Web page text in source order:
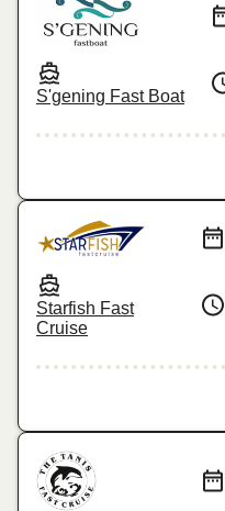
S'gening Fast Boat
Starfish Fast
Cruise